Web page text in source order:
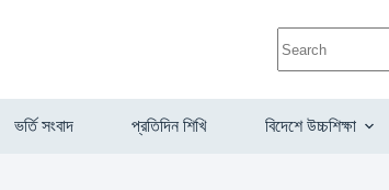
ভর্তি সংবাদ প্রতিদিন শিখি বিদেশে উচ্চশিক্ষা